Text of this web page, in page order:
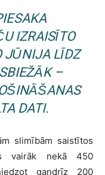
IZRAISĪTO
JŪNIJA LĪDZ
–
DATI.
slimībām saistītos
vairāk nekā 450
gandrīz 200